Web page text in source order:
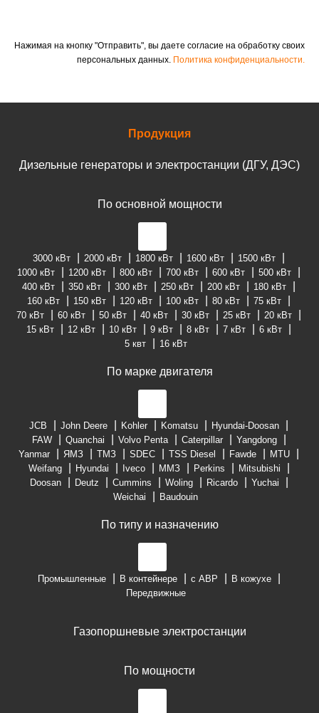
Нажимая на кнопку "Отправить", вы даете согласие на обработку своих
персональных данных. Политика конфиденциальности.
Продукция
Дизельные генераторы и электростанции (ДГУ, ДЭС)
По основной мощности
3000 кВт 2000 кВт 1800 кВт 1600 кВт
1500 кВт
1000 кВт
1200 кВт 800 кВт 700 кВт 600 кВт
500 кВт
400 кВт
350 кВт 300 кВт 250 кВт 200 кВт
180 кВт
160 кВт
150 кВт 120 кВт 100 кВт 80 кВт
75 кВт
70 кВт
60 кВт 50 кВт 40 кВт 30 кВт 25 кВт
20 кВт
15 кВт
12 кВт 10 кВт 9 кВт 8 кВт 7 кВт
6 кВт
5 квт
16 кВт
По марке двигателя
JCB John Deere Kohler Komatsu
Hyundai-Doosan
FAW
Quanchai Volvo Penta Caterpillar
Yangdong
Yanmar
ЯМЗ ТМЗ SDEC TSS Diesel Fawde
MTU
Weifang
Hyundai Iveco ММЗ Perkins
Mitsubishi
Doosan
Deutz Cummins Woling Ricardo
Yuchai
Weichai
Baudouin
По типу и назначению
Промышленные В контейнере с АВР
В кожухе
Передвижные
Газопоршневые электростанции
По мощности